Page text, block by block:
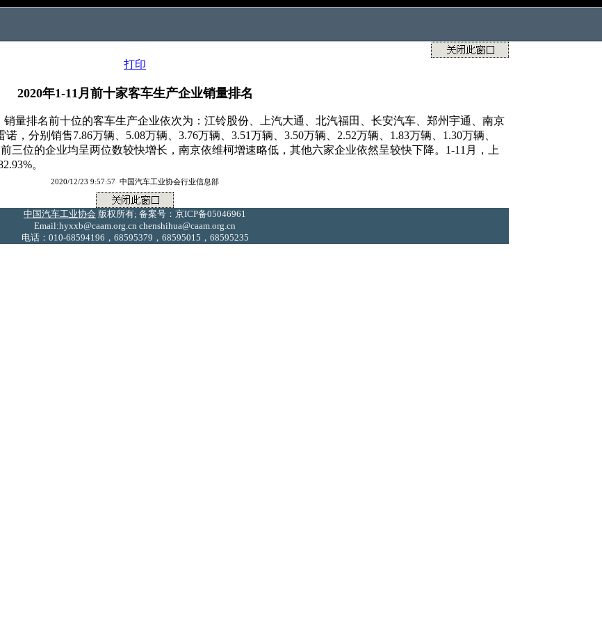
打印
2020年1-11月前十家客车生产企业销量排名
量排名前十位的客车生产企业依次为：江铃股份、上汽大通、北汽福田、长安汽车、郑州宇通、南京
，分别销售7.86万辆、5.08万辆、3.76万辆、3.51万辆、3.50万辆、2.52万辆、1.83万辆、1.30万辆、
三位的企业均呈两位数较快增长，南京依维柯增速略低，其他六家企业依然呈较快下降。1-11月，上
。
2020/12/23 9:57:57 中国汽车工业协会行业信息部
中国汽车工业协会 版权所有; 备案号：京ICP备05046961
Email:hyxxb@caam.org.cn chenshihua@caam.org.cn
电话：010-68594196，68595379，68595015，68595235